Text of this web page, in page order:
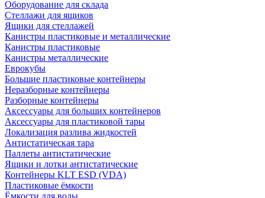
Оборудование для склада
Стеллажи для ящиков
Ящики для стеллажей
Канистры пластиковые и металлические
Канистры пластиковые
Канистры металлические
Еврокубы
Большие пластиковые контейнеры
Неразборные контейнеры
Разборные контейнеры
Аксессуары для больших контейнеров
Аксессуары для пластиковой тары
Локализация разлива жидкостей
Антистатическая тара
Паллеты антистатические
Ящики и лотки антистатические
Контейнеры KLT ESD (VDA)
Пластиковые ёмкости
Ёмкости для воды